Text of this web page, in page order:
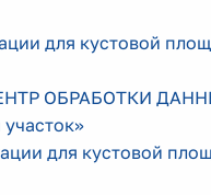
для кустовой
ОБРАБОТКИ
для кустовой